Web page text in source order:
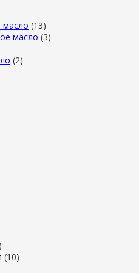
масло (13)
масло (3)
(2)
(10)